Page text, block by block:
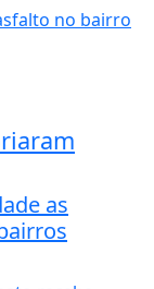
as